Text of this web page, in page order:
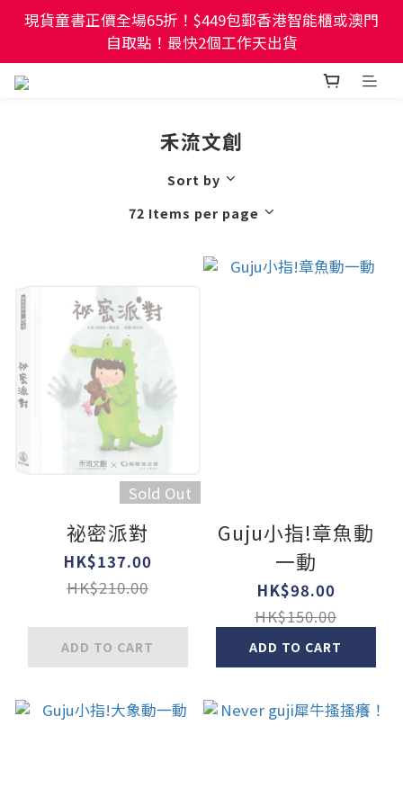
現貨童書正價全場65折！$449包郵香港智能櫃或澳門
自取點！最快2個工作天出貨
現貨童書正價全場65折！$449包郵香港智能櫃或澳門
自取點！最快2個工作天出貨
幼稚園及小學試卷/練習📚任選3件85折🌟5件75折
現貨童書正價全場65折！$449包郵香港智能櫃或澳門
禾流文創
Sort by
72 Items per page
Sold Out
祕密派對
HK$137.00
HK$210.00
ADD TO CART
Guju小指!章魚動
一動
HK$98.00
HK$150.00
ADD TO CART